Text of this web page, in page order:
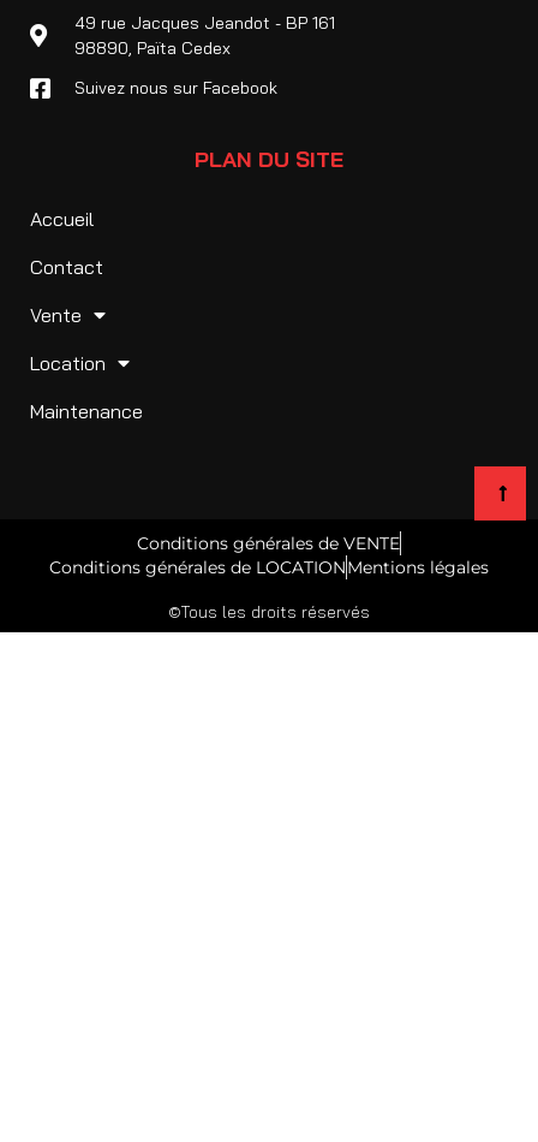
49 rue Jacques Jeandot - BP 161
98890, Païta Cedex
Suivez nous sur Facebook
PLAN DU SITE
Accueil
Contact
Vente
Location
Maintenance
Conditions générales de VENTE
Conditions générales de LOCATIONMentions légales
©Tous les droits réservés